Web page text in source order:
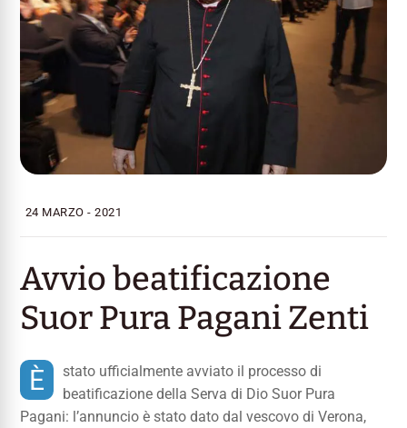
24 MARZO - 2021
Avvio beatificazione
Suor Pura Pagani Zenti
È stato ufficialmente avviato il processo di
beatificazione della Serva di Dio Suor Pura
Pagani: l’annuncio è stato dato dal vescovo di Verona,